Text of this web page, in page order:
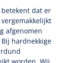
betekent dat er
afgenomen
hardnekkige